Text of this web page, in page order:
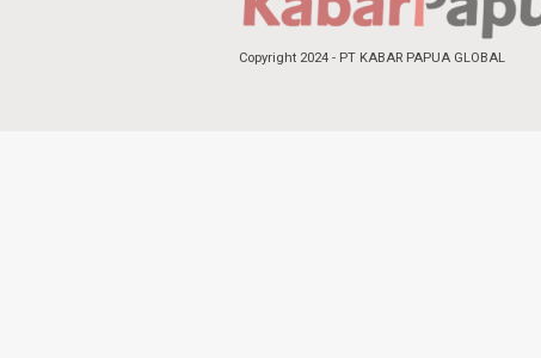
Copyright 2024 - PT KABAR PAPUA GLOBAL